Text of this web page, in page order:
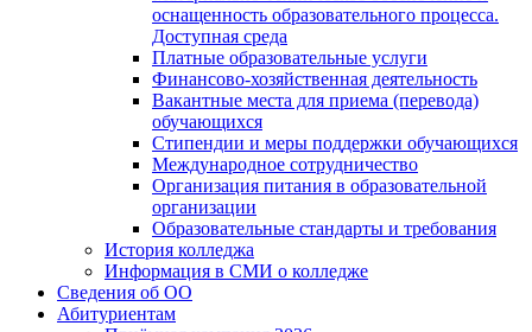
оснащенность образовательного процесса.
Доступная среда
Платные образовательные услуги
Финансово-хозяйственная деятельность
Вакантные места для приема (перевода)
обучающихся
Стипендии и меры поддержки обучающихся
Международное сотрудничество
Организация питания в образовательной
организации
Образовательные стандарты и требования
История колледжа
Информация в СМИ о колледже
Сведения об ОО
Абитуриентам